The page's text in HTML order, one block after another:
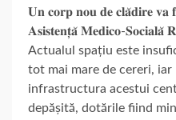
𝐔𝐧 𝐜𝐨𝐫𝐩 𝐧𝐨𝐮 𝐝𝐞 𝐜𝐥𝐚̆𝐝𝐢𝐫𝐞 𝐯𝐚
𝐀𝐬𝐢𝐬𝐭𝐞𝐧𝐭̦𝐚̆ 𝐌𝐞𝐝𝐢𝐜𝐨-𝐒𝐨𝐜𝐢𝐚𝐥𝐚̆
Actualul spațiu este
tot mai mare de cereri,
infrastructura acestui
depășită, dotările fiind